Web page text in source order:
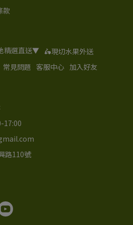
款
精選直送▼ 🛵現切水果外送
常見問題 客服中心 加入好友
17:00
路110號